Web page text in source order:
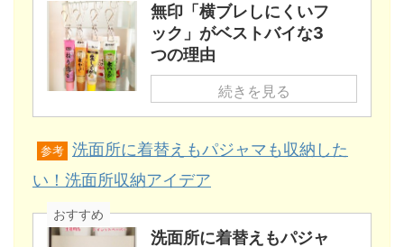
無印「横ブレしにくいフ
ック」がベストバイな3
つの理由
続きを見る
参考 洗面所に着替えもパジャマも収納した
い！洗面所収納アイデア
おすすめ
洗面所に着替えもパジャ